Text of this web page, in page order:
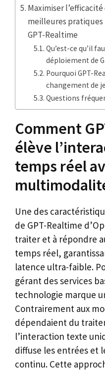
Maximiser
meilleures
GPT-Realtime
Qu’est-ce qu’il
déploiement de
Pourquoi GPT-
changement de
Questions
Comment
élève
temps réel
Une des
de GPT-Realtime
traiter et à répondre
temps réel,
latence ultra-faible.
gérant des services
technologie marque
Contrairement aux
dépendaient du
l’interaction texte
diffuse les entrées et
continu. Cette